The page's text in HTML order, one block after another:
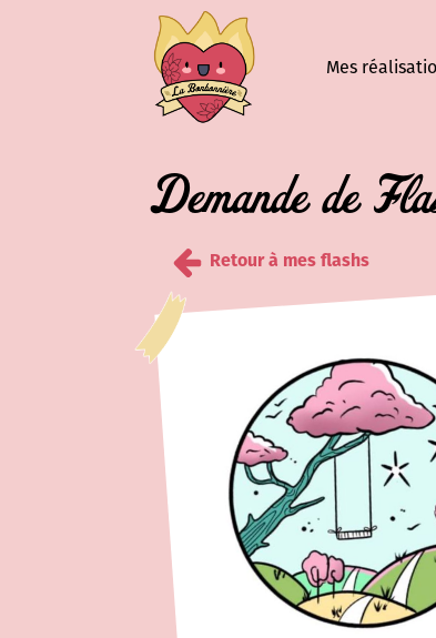
Mes
Demande de
Retour à mes flashs